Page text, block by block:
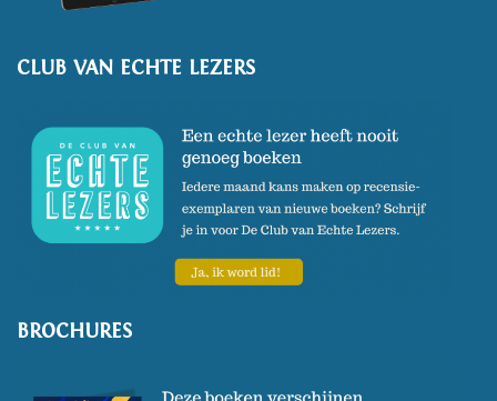
CLUB VAN ECHTE LEZERS
BROCHURES